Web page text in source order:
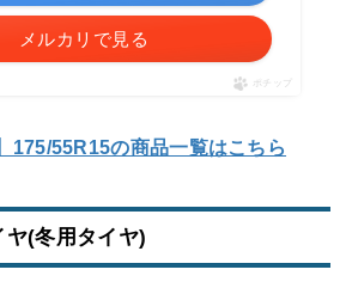
メルカリで見る
ポチップ
175/55R15の商品一覧はこちら
ヤ(冬用タイヤ)